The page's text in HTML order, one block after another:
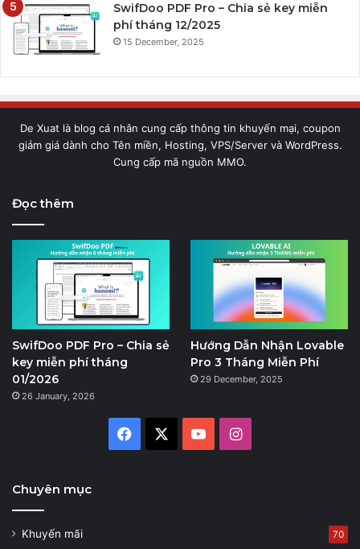
SwifDoo PDF Pro – Chia sẻ key miễn
phí tháng 12/2025
15 December, 2025
De Xuat là blog cá nhân cung cấp thông tin khuyến mại, coupon
giảm giá dành cho Tên miền, Hosting, VPS/Server và WordPress.
Cung cấp mã nguồn MMO.
Đọc thêm
SwifDoo PDF Pro – Chia sẻ
key miễn phí tháng
01/2026
26 January, 2026
Hướng Dẫn Nhận Lovable
Pro 3 Tháng Miễn Phí
29 December, 2025
Facebook YouTubeInstagram
Chuyên mục
Khuyến mãi 70